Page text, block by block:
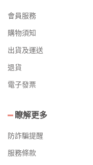
會員服務
購物須知
出貨及運送
退貨
電子發票
瞭解更多
防詐騙提醒
服務條款